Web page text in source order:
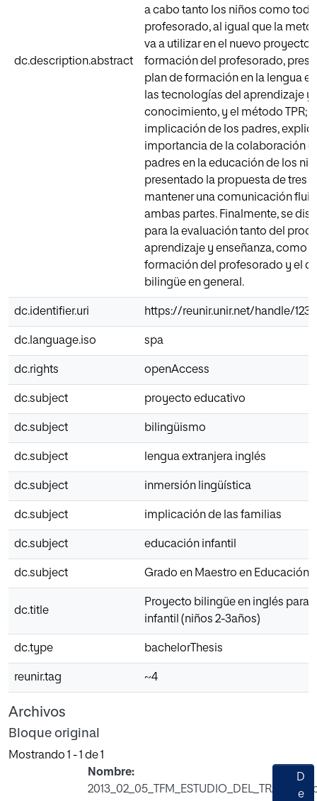
dc.description.abstract
a cabo tanto los niños como
profesorado, al igual que la
va a utilizar en el nuevo proyecto;
formación del profesorado,
plan de formación en la lengua
las tecnologías del aprendizaje y
conocimiento, y el método TPR; y
implicación de los padres,
importancia de la colaboración
padres en la educación de los
presentado la propuesta de tres
mantener una comunicación
ambas partes. Finalmente, se
para la evaluación tanto del
aprendizaje y enseñanza, como
formación del profesorado y el
bilingüe en general.
dc.identifier.uri https://reunir.unir.net/handle/
dc.language.iso spa
dc.rights openAccess
dc.subject proyecto educativo
dc.subject bilingüismo
dc.subject lengua extranjera inglés
dc.subject inmersión lingüística
dc.subject implicación de las familias
dc.subject educación infantil
dc.subject Grado en Maestro en Educación
dc.title
Proyecto bilingüe en inglés para
infantil (niños 2-3años)
dc.type bachelorThesis
reunir.tag ~4
Archivos
Bloque original
Mostrando 1 - 1 de 1
Nombre:
D
e